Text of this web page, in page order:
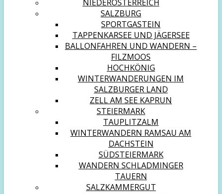
NIEDERÖSTERREICH
SALZBURG
SPORTGASTEIN
TAPPENKARSEE UND JÄGERSEE
BALLONFAHREN UND WANDERN –
FILZMOOS
HOCHKÖNIG
WINTERWANDERUNGEN IM
SALZBURGER LAND
ZELL AM SEE KAPRUN
STEIERMARK
TAUPLITZALM
WINTERWANDERN RAMSAU AM
DACHSTEIN
SÜDSTEIERMARK
WANDERN SCHLADMINGER
TAUERN
SALZKAMMERGUT